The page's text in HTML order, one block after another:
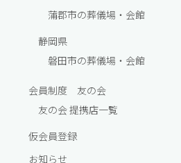
蒲郡市の葬儀場・会館
静岡県
磐田市の葬儀場・会館
会員制度 友の会
友の会 提携店一覧
仮会員登録
お知らせ